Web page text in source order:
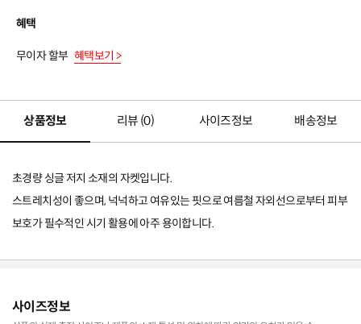
혜택
무이자 할부 혜택보기 >
상품정보 리뷰 (0) 사이즈정보 배송정보
초경량 싱글 저지 소재의 자켓입니다.
스트레치성이 좋으며, 넉넉하고 여유있는 핏으로 여름철 자외선으로부터 피부
보호가 필수적인 시기 활용에 아주 용이합니다.
사이즈정보